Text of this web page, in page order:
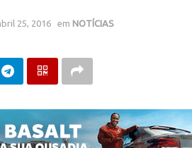
25, 2016 em NOTÍCIAS